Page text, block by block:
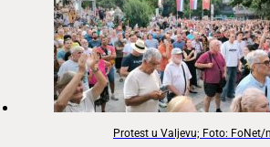
Protest u Valjevu; Foto: